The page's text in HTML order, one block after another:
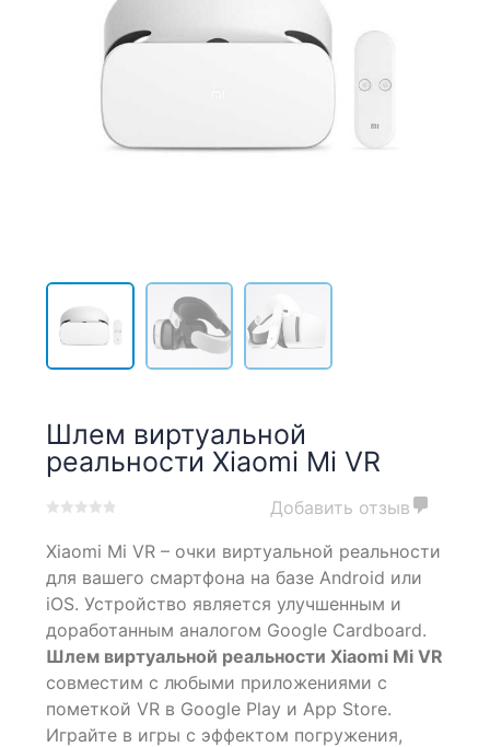
Шлем виртуальной
реальности Xiaomi Mi VR
out
based
on
customer
ratings
Добавить отзыв
Xiaomi Mi VR – очки виртуальной реальности
для вашего смартфона на базе Android или
iOS. Устройство является улучшенным и
доработанным аналогом Google Cardboard.
Шлем виртуальной реальности Xiaomi Mi VR
совместим с любыми приложениями с
пометкой VR в Google Play и App Store.
Играйте в игры с эффектом погружения,